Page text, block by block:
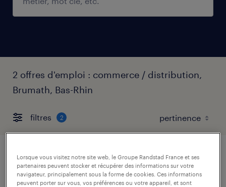
2 offres d'emploi : commerce / distribution,
Brumath, Bas-Rhin
filtres 2
technicien sav électromécanique
itinérant (f/h)
Lorsque vous visitez notre site web, le Groupe Randstad France et ses
partenaires peuvent stocker et récupérer des informations sur votre
navigateur, principalement sous la forme de cookies. Ces informations
peuvent porter sur vous, vos préférences ou votre appareil, et sont